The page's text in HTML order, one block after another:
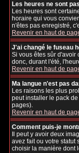
Les heures ne sont
Les heures sont
horaire qui vous
n'êtes pas enregistré,
Revenir en haut de
J'ai changé le fuseau
Si vous êtes sûr d'avoir
donc, durant l'été,
Revenir en haut de
Ma langue n'est pas
Les raisons les plus
peut installer le pack
pages).
Revenir en haut de
Comment puis-je
Il peut y avoir deux
avez fait ou votre statut
choisir la manière dont